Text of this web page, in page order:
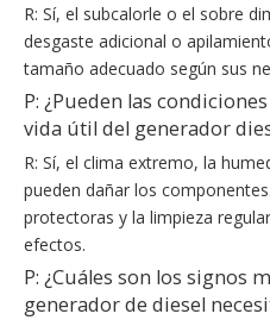
R: Sí, el subcalorle o el sobre
desgaste adicional o
tamaño adecuado según sus
P: ¿Pueden las
vida útil del generador
R: Sí, el clima extremo, la
pueden dañar los
protectoras y la limpieza
efectos.
P: ¿Cuáles son los signos
generador de diesel